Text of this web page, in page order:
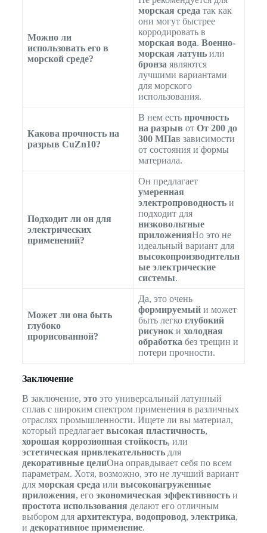
Можно ли
использовать его в
морской среде?
морская среда так как
они могут быстрее
корродировать в
морская вода. Военно-
морская латуньили
бронза являются
лучшими вариантами
для морского
использования.
Какова прочность на
разрыв CuZn10?
В нем есть прочность
на разрыв от От 200 до
300 МПав зависимости
от состояния и формы
материала.
Подходит ли он для
электрических
применений?
Он предлагает
умеренная
электропроводностьи
подходит для
низковольтные
приложенияНо это не
идеальный вариант для
высокопроизводительн
ые электрические
системы.
Может ли она быть
глубоко
прорисованной?
Да, это очень
формируемыйи может
быть легко глубокий
рисуноки холодная
обработка без трещин и
потери прочности.
Заключение
В заключение, этоэто универсальный латунный
сплав с широким спектром применения в различных
отраслях промышленности. Ищете ли вы материал,
который предлагает высокая пластичность,
хорошая коррозионная стойкость, или
эстетическая привлекательностьдля
декоративные целиОна оправдывает себя по всем
параметрам. Хотя, возможно, это не лучший вариант
для морская среда или высоконагруженные
приложения, его экономическая эффективностьи
простота использования делают его отличным
выбором для архитектура, водопровод, электрика,
и декоративное применение.